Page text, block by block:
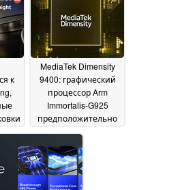
к
MediaTek Dimensity
9400: графический
процессор Arm
Immortalis-G925
предположительно
превосходит Apple
M4 в GFXBench
September 2024